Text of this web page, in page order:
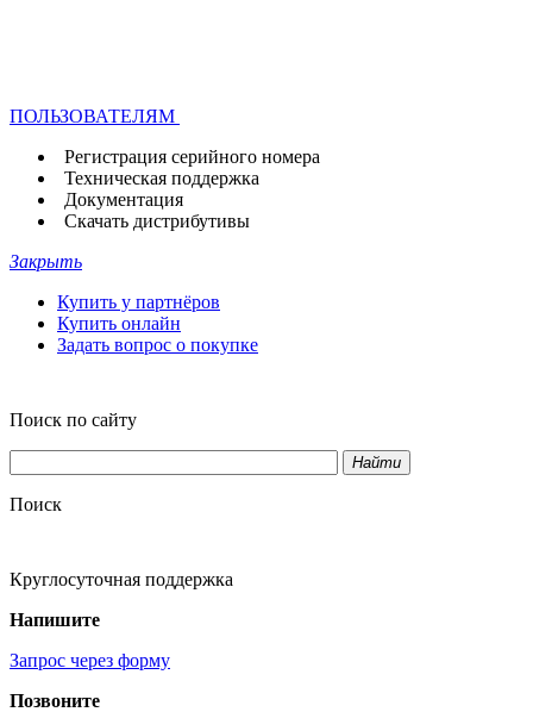
ПОЛЬЗОВАТЕЛЯМ
Регистрация серийного номера
Техническая поддержка
Документация
Скачать дистрибутивы
Закрыть
Купить у партнёров
Купить онлайн
Задать вопрос о покупке
Поиск по сайту
Найти
Поиск
Круглосуточная поддержка
Напишите
Запрос через форму
Позвоните